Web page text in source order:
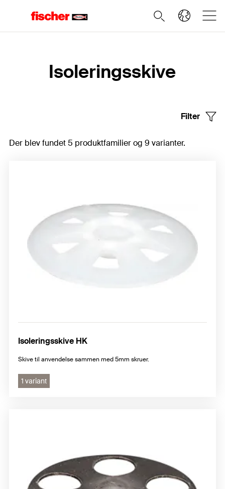
Isoleringsskive
Filter
Der blev fundet 5 produktfamilier og 9 varianter.
Isoleringsskive HK
Skive til anvendelse sammen med 5mm skruer.
1 variant